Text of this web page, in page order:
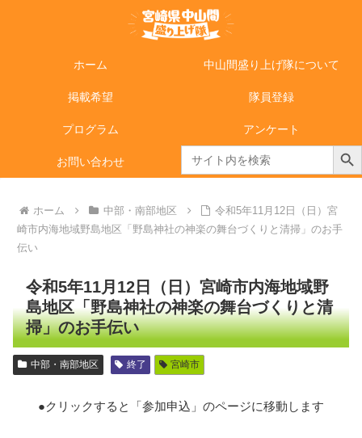
ホーム 中山間盛り上げ隊について
掲載希望 隊員登録
プログラム アンケート
お問い合わせ
Search
for:
Search Button
ホーム 中部・南部地区
令和5年11月12日（日）宮
崎市内海地域野島地区「野島神社の神楽の舞台づくりと清掃」のお手
伝い
令和5年11月12日（日）宮崎市内海地域野
島地区「野島神社の神楽の舞台づくりと清
掃」のお手伝い
中部・南部地区 終了 宮崎市
●クリックすると「参加申込」のページに移動します